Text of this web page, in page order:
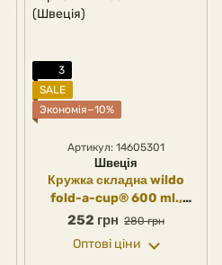
3
SALE
Экономія−10%
Артикул: 14605301
Швеція
Кружка складна wildo
fold-a-cup® 600 ml.,
олива харчовий пластик
252 грн 280 грн
Оптові ціни